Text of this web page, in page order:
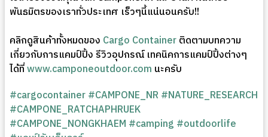
พันธมิตรของเราทั่วประเทศ เร็วๆนี้แน่นอนครับ!!
คลิกดูสินค้าทั้งหมดของ Cargo Containerติดตามบทความ
เกี่ยวกับการแคมป์ปิ้ง รีวิวอุปกรณ์ เทคนิคการแคมป์ปิ้งต่างๆ
ได้ที่www.camponeoutdoor.com นะครับ
#cargocontainer#CAMPONE_NR #NATURE_RESEARCH
#CAMPONE_RATCHAPHRUEK
#CAMPONE_NONGKHAEM #camping #outdoorlife